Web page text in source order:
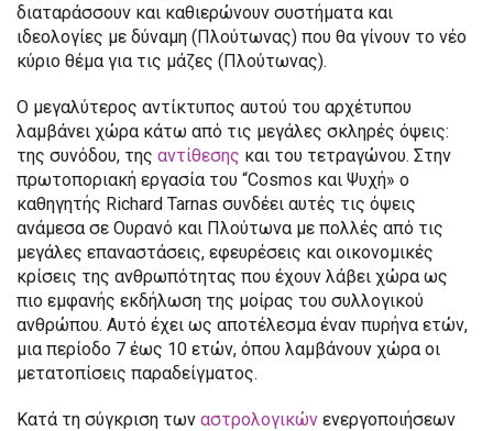
διαταράσσουν και καθιερώνουν συστήματα και
ιδεολογίες με δύναμη (Πλούτωνας) που θα γίνουν το νέο
κύριο θέμα για τις μάζες (Πλούτωνας).
Ο μεγαλύτερος αντίκτυπος αυτού του αρχέτυπου
λαμβάνει χώρα κάτω από τις μεγάλες σκληρές όψεις:
της συνόδου, της αντίθεσης και του τετραγώνου. Στην
πρωτοποριακή εργασία του “Cosmos και Ψυχή» ο
καθηγητής Richard Tarnas συνδέει αυτές τις όψεις
ανάμεσα σε Ουρανό και Πλούτωνα με πολλές από τις
μεγάλες επαναστάσεις, εφευρέσεις και οικονομικές
κρίσεις της ανθρωπότητας που έχουν λάβει χώρα ως
πιο εμφανής εκδήλωση της μοίρας του συλλογικού
ανθρώπου. Αυτό έχει ως αποτέλεσμα έναν πυρήνα ετών,
μια περίοδο 7 έως 10 ετών, όπου λαμβάνουν χώρα οι
μετατοπίσεις παραδείγματος.
Κατά τη σύγκριση των αστρολογικών ενεργοποιήσεων